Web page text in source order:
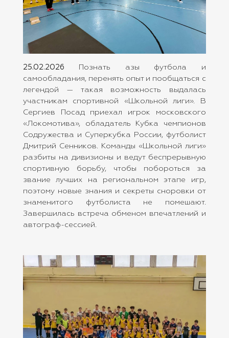
25.02.2026 Познать азы футбола и
самообладания, перенять опыт и пообщаться с
легендой — такая возможность выдалась
участникам спортивной «Школьной лиги». В
Сергиев Посад приехал игрок московского
«Локомотива», обладатель Кубка чемпионов
Содружества и Суперкубка России, футболист
Дмитрий Сенников. Команды «Школьной лиги»
разбиты на дивизионы и ведут беспрерывную
спортивную борьбу, чтобы побороться за
звание лучших на региональном этапе игр,
поэтому новые знания и секреты сноровки от
знаменитого футболиста не помешают.
Завершилась встреча обменом впечатлений и
автограф-сессией.